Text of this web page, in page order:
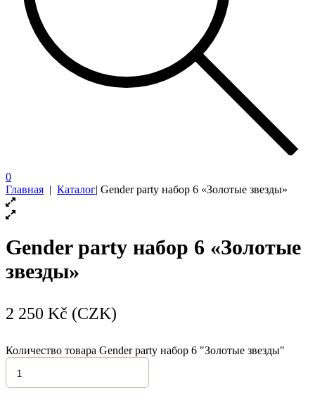
0
Главная | Каталог| Gender party набор 6 «Золотые звезды»
Gender party набор 6 «Золотые
звезды»
2 250 Kč (CZK)
Количество товара Gender party набор 6 "Золотые звезды"